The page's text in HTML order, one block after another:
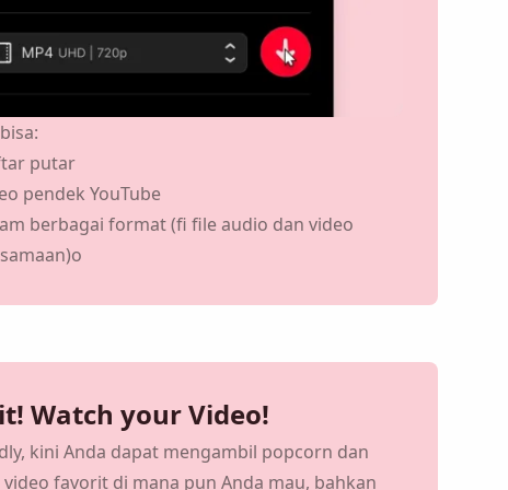
putar
pendek YouTube
berbagai format (fi file audio dan video
Watch your Video!
kini Anda dapat mengambil popcorn dan
favorit di mana pun Anda mau, bahkan